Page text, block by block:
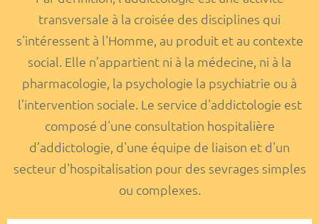
transversale à la croisée des disciplines qui
s'intéressent à l'Homme, au produit et au contexte
social. Elle n’appartient ni à la médecine, ni à la
pharmacologie, la psychologie la psychiatrie ou à
l’intervention sociale. Le service d'addictologie est
composé d'une consultation hospitalière
d’addictologie, d'une équipe de liaison et d'un
secteur d'hospitalisation pour des sevrages simples
ou complexes.